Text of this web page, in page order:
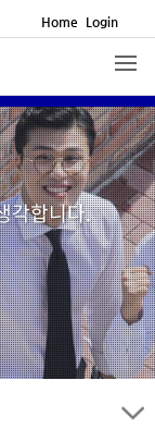
Home Login
각합니다.